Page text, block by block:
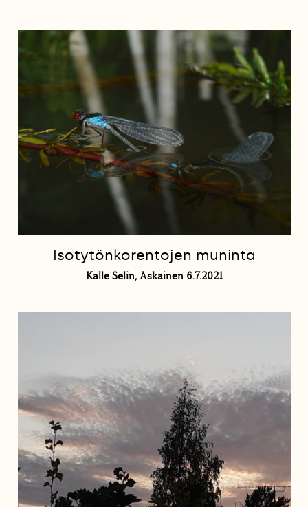
Isotytönkorentojen muninta
Kalle Selin, Askainen 6.7.2021